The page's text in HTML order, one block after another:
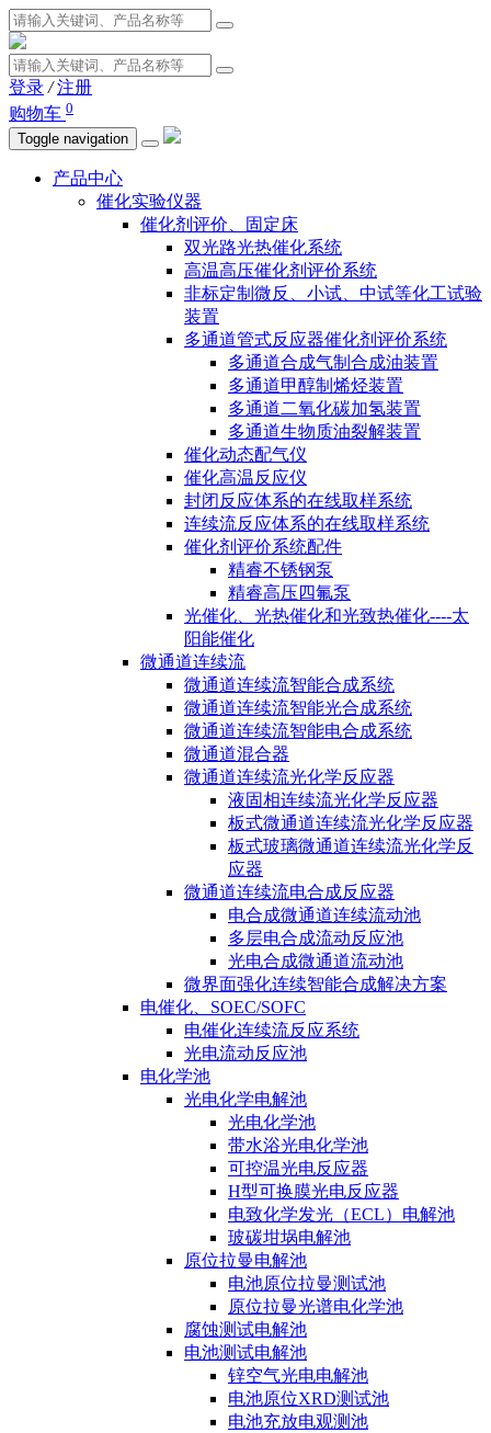
登录 / 注册
购物车 0
Toggle navigation
产品中心
催化实验仪器
催化剂评价、固定床
双光路光热催化系统
高温高压催化剂评价系统
非标定制微反、小试、中试等化工试验
装置
多通道管式反应器催化剂评价系统
多通道合成气制合成油装置
多通道甲醇制烯烃装置
多通道二氧化碳加氢装置
多通道生物质油裂解装置
催化动态配气仪
催化高温反应仪
封闭反应体系的在线取样系统
连续流反应体系的在线取样系统
催化剂评价系统配件
精睿不锈钢泵
精睿高压四氟泵
光催化、光热催化和光致热催化----太
阳能催化
微通道连续流
微通道连续流智能合成系统
微通道连续流智能光合成系统
微通道连续流智能电合成系统
微通道混合器
微通道连续流光化学反应器
液固相连续流光化学反应器
板式微通道连续流光化学反应器
板式玻璃微通道连续流光化学反
应器
微通道连续流电合成反应器
电合成微通道连续流动池
多层电合成流动反应池
光电合成微通道流动池
微界面强化连续智能合成解决方案
电催化、SOEC/SOFC
电催化连续流反应系统
光电流动反应池
电化学池
光电化学电解池
光电化学池
带水浴光电化学池
可控温光电反应器
H型可换膜光电反应器
电致化学发光（ECL）电解池
玻碳坩埚电解池
原位拉曼电解池
电池原位拉曼测试池
原位拉曼光谱电化学池
腐蚀测试电解池
电池测试电解池
锌空气光电电解池
电池原位XRD测试池
电池充放电观测池